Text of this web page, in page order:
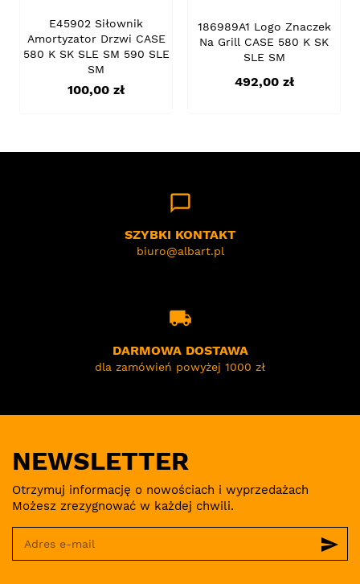
E45902 Siłownik
Amortyzator Drzwi CASE
580 K SK SLE SM 590 SLE
SM
Cena
100,00 zł
186989A1 Logo Znaczek
Na Grill CASE 580 K SK
SLE SM
Cena
492,00 zł
chat_bubble_outline
SZYBKI KONTAKT
biuro@albart.pl
local_shipping
DARMOWA DOSTAWA
dla zamówień powyżej 1000 zł
NEWSLETTER
Otrzymuj informację o nowościach i wyprzedażach
Możesz zrezygnować w każdej chwili.
send